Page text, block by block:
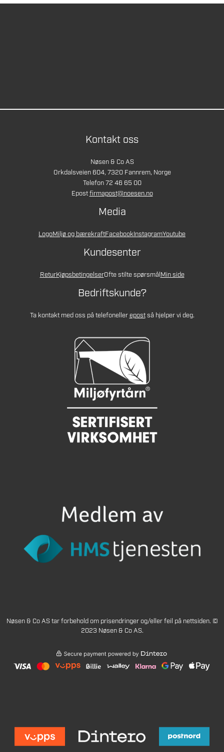
Kontakt oss
Nøsen & Co AS
Orkdalsveien 604, 7320 Fannrem, Norge
Telefon 72 46 65 00
Epostfirmapost@noesen.no
Media
LogoMiljø og bærekraftFacebookInstagramYoutube
Kundesenter
ReturKjøpsbetingelserOfte stilte spørsmålMin side
Bedriftskunde?
Ta kontakt med oss på telefonellerepostså hjelper vi deg.
Nøsen & Co AS tar forbehold om prisendringer og/eller feil på nettsiden. ©
2023 Nøsen & Co AS.